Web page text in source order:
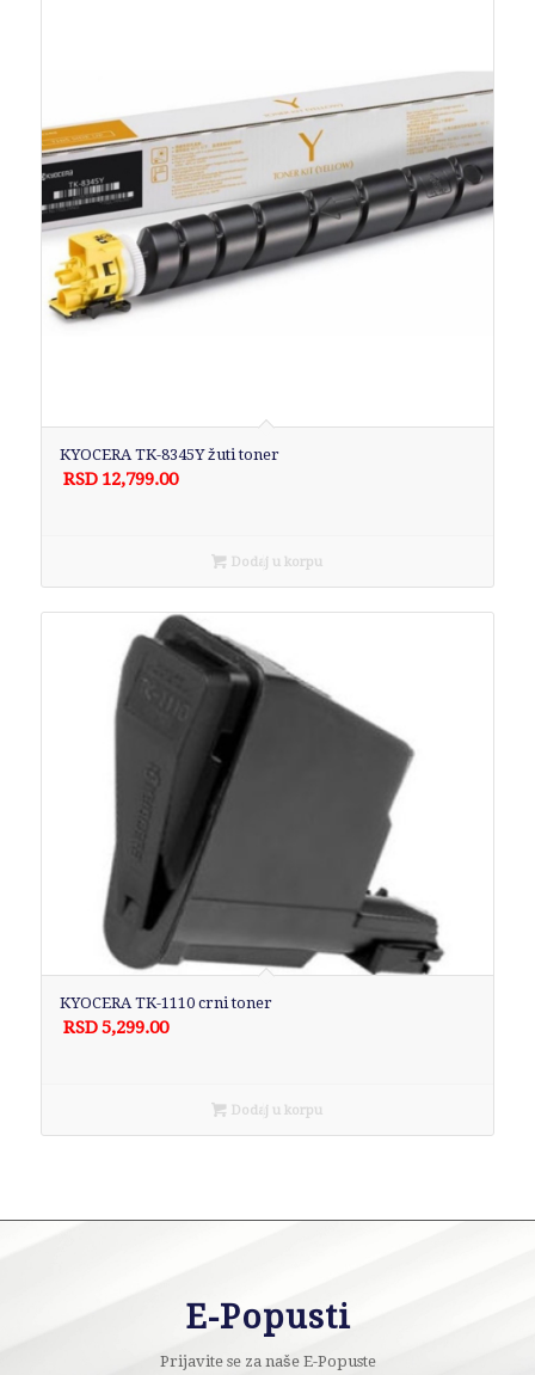
KYOCERA TK-8345Y žuti toner
RSD 12,799.00
Dodaj u korpu
KYOCERA TK-1110 crni toner
RSD5,299.00
Dodaj u korpu
E-Popusti
Prijavite se za naše E-Popuste